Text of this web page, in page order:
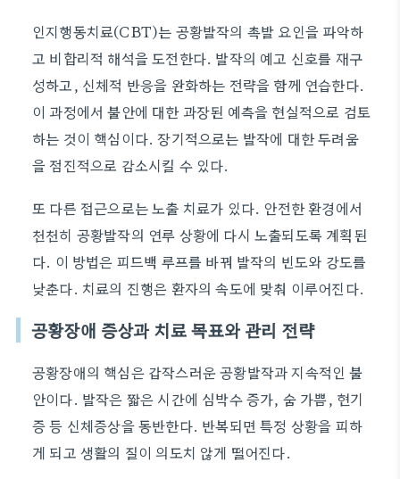
인지행동치료(CBT)는 공황발작의 촉발 요인을 파악하
고 비합리적 해석을 도전한다. 발작의 예고 신호를 재구
성하고, 신체적 반응을 완화하는 전략을 함께 연습한다.
이 과정에서 불안에 대한 과장된 예측을 현실적으로 검토
하는 것이 핵심이다. 장기적으로는 발작에 대한 두려움
을 점진적으로 감소시킬 수 있다.
또 다른 접근으로는 노출 치료가 있다. 안전한 환경에서
천천히 공황발작의 연루 상황에 다시 노출되도록 계획된
다. 이 방법은 피드백 루프를 바꿔 발작의 빈도와 강도를
낮춘다. 치료의 진행은 환자의 속도에 맞춰 이루어진다.
공황장애 증상과 치료 목표와 관리 전략
공황장애의 핵심은 갑작스러운 공황발작과 지속적인 불
안이다. 발작은 짧은 시간에 심박수 증가, 숨 가쁨, 현기
증 등 신체증상을 동반한다. 반복되면 특정 상황을 피하
게 되고 생활의 질이 의도치 않게 떨어진다.